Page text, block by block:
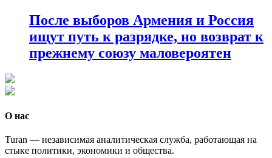
После выборов Армения и Россия
ищут путь к разрядке, но возврат к
прежнему союзу маловероятен
О нас
Turan — независимая аналитическая служба, работающая на
стыке политики, экономики и общества.